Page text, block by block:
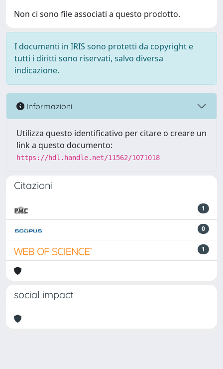
Non ci sono file associati a questo prodotto.
I documenti in IRIS sono protetti da copyright e
tutti i diritti sono riservati, salvo diversa
indicazione.
Informazioni
Utilizza questo identificativo per citare o creare un
link a questo documento:
https://hdl.handle.net/11562/1071018
Citazioni
1
0
1
social impact